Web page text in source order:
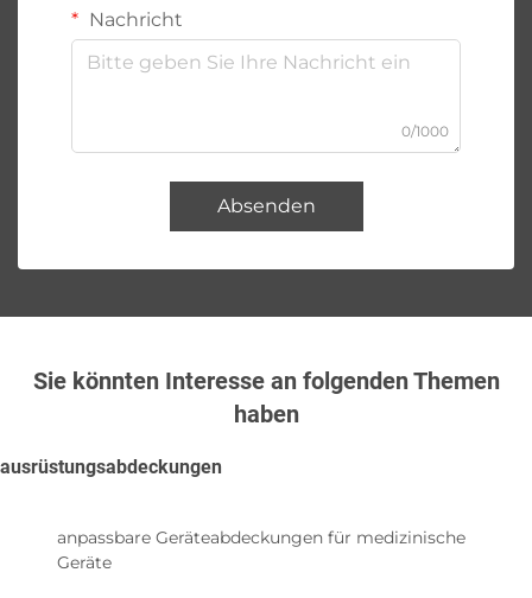
Nachricht
0/1000
Absenden
Sie könnten Interesse an folgenden Themen
haben
ausrüstungsabdeckungen
anpassbare Geräteabdeckungen für medizinische
Geräte